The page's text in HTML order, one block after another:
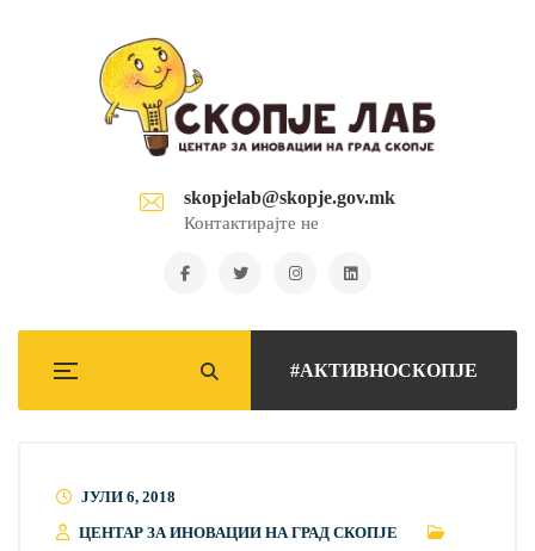
skopjelab@skopje.gov.mk
Контактирајте не
#АКТИВНОСКОПЈЕ
ЈУЛИ 6, 2018
ЦЕНТАР ЗА ИНОВАЦИИ НА ГРАД СКОПЈЕ